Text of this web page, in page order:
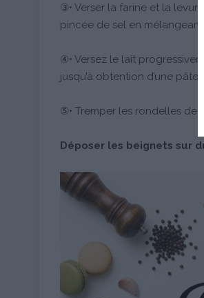
③• Verser la farine et la
pincée de sel en mélangeant
④• Versez le lait
jusqu’à obtention d’une pâte
⑤• Tremper les rondelles de
Déposer les beignets sur